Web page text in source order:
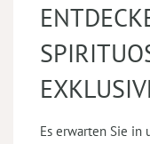
Es erwarten Sie in